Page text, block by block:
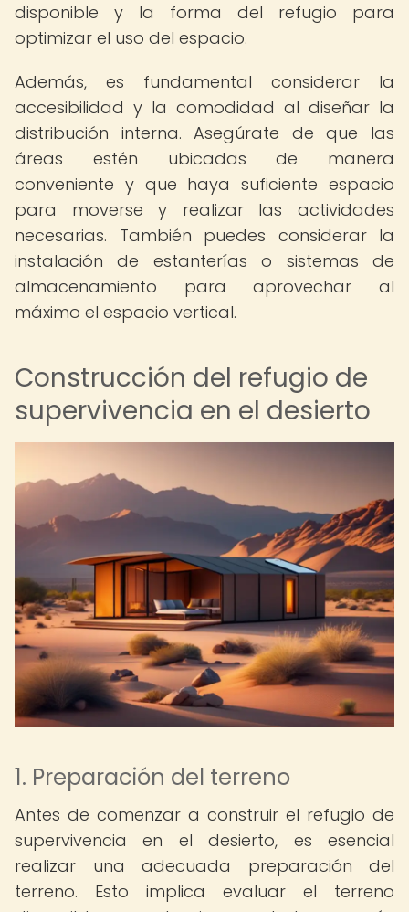
disponible y la forma del refugio para
optimizar el uso del espacio.
Además, es fundamental considerar la
accesibilidad y la comodidad al diseñar la
distribución interna. Asegúrate de que las
áreas estén ubicadas de manera
conveniente y que haya suficiente espacio
para moverse y realizar las actividades
necesarias. También puedes considerar la
instalación de estanterías o sistemas de
almacenamiento para aprovechar al
máximo el espacio vertical.
Construcción del refugio de
supervivencia en el desierto
1. Preparación del terreno
Antes de comenzar a construir el refugio de
supervivencia en el desierto, es esencial
realizar una adecuada preparación del
terreno. Esto implica evaluar el terreno